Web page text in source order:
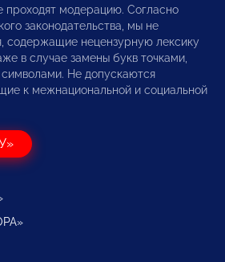
проходят модерацию. Согласно
законодательства, мы не
содержащие нецензурную лексику
в случае замены букв точками,
Не допускаются
к межнациональной и социальной